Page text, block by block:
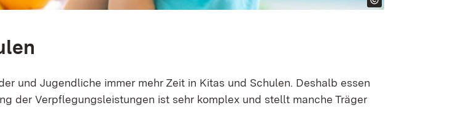
und Jugendliche immer mehr Zeit in Kitas und Schulen. Deshalb essen
der Verpflegungsleistungen ist sehr komplex und stellt manche Träger